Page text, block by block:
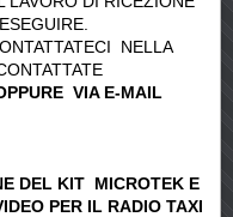
NELLA
VIA E-MAIL
DEL KIT MICROTEK E
PER IL RADIO TAXI